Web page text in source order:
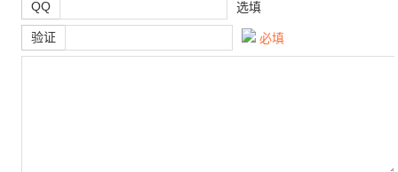
QQ 选填
验证 必填